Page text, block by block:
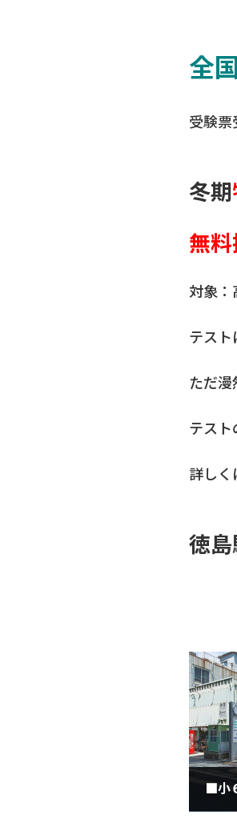
全
受験
冬期
無
対象：
テスト
ただ
テスト
詳しく
徳